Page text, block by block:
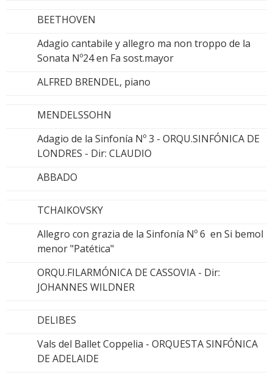
BEETHOVEN
Adagio cantabile y allegro ma non troppo de la
Sonata Nº24 en Fa sost.mayor
ALFRED BRENDEL, piano
MENDELSSOHN
Adagio de la Sinfonía Nº 3 - ORQU.SINFÓNICA DE
LONDRES - Dir: CLAUDIO
ABBADO
TCHAIKOVSKY
Allegro con grazia de la Sinfonía Nº 6 en Si bemol
menor "Patética"
ORQU.FILARMÓNICA DE CASSOVIA - Dir:
JOHANNES WILDNER
DELIBES
Vals del Ballet Coppelia - ORQUESTA SINFÓNICA
DE ADELAIDE